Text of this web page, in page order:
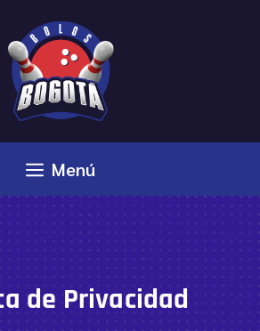
Menú
de Privacidad